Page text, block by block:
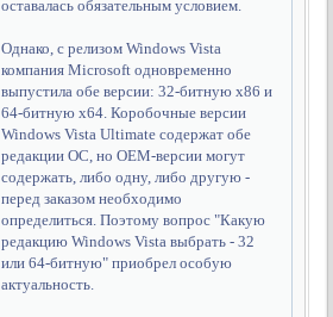
оставалась обязательным условием.
Однако, с релизом Windows Vista
компания Microsoft одновременно
выпустила обе версии: 32-битную x86 и
64-битную x64. Коробочные версии
Windows Vista Ultimate содержат обе
редакции ОС, но OEM-версии могут
содержать, либо одну, либо другую -
перед заказом необходимо
определиться. Поэтому вопрос "Какую
редакцию Windows Vista выбрать - 32
или 64-битную" приобрел особую
актуальность.